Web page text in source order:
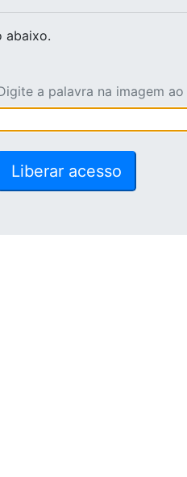
abaixo.
a palavra na imagem